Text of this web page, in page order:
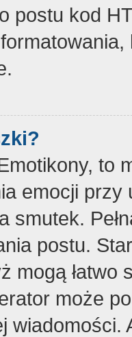
postu kod
to
emocji
smutek.
postu.
mogą
może